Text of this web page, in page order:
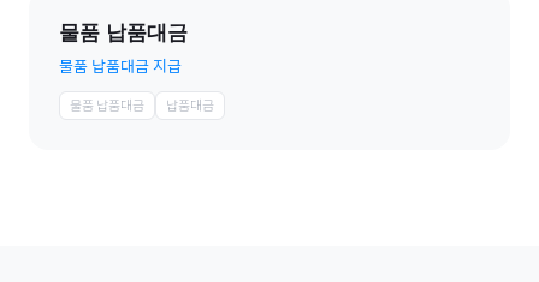
물품 납품대금
물품 납품대금 지급
물품 납품대금 납품대금